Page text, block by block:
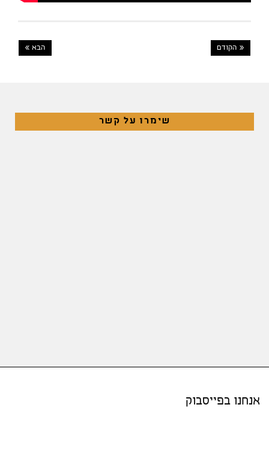
« הקודם הבא »
שימרו על קשר
אנחנו בפייסבוק